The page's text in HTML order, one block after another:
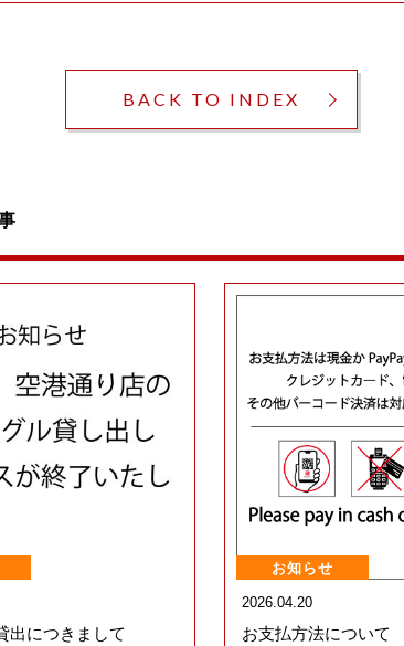
BACK TO INDEX
出につきまして
お知らせ
2026.04.20
お支払方法について